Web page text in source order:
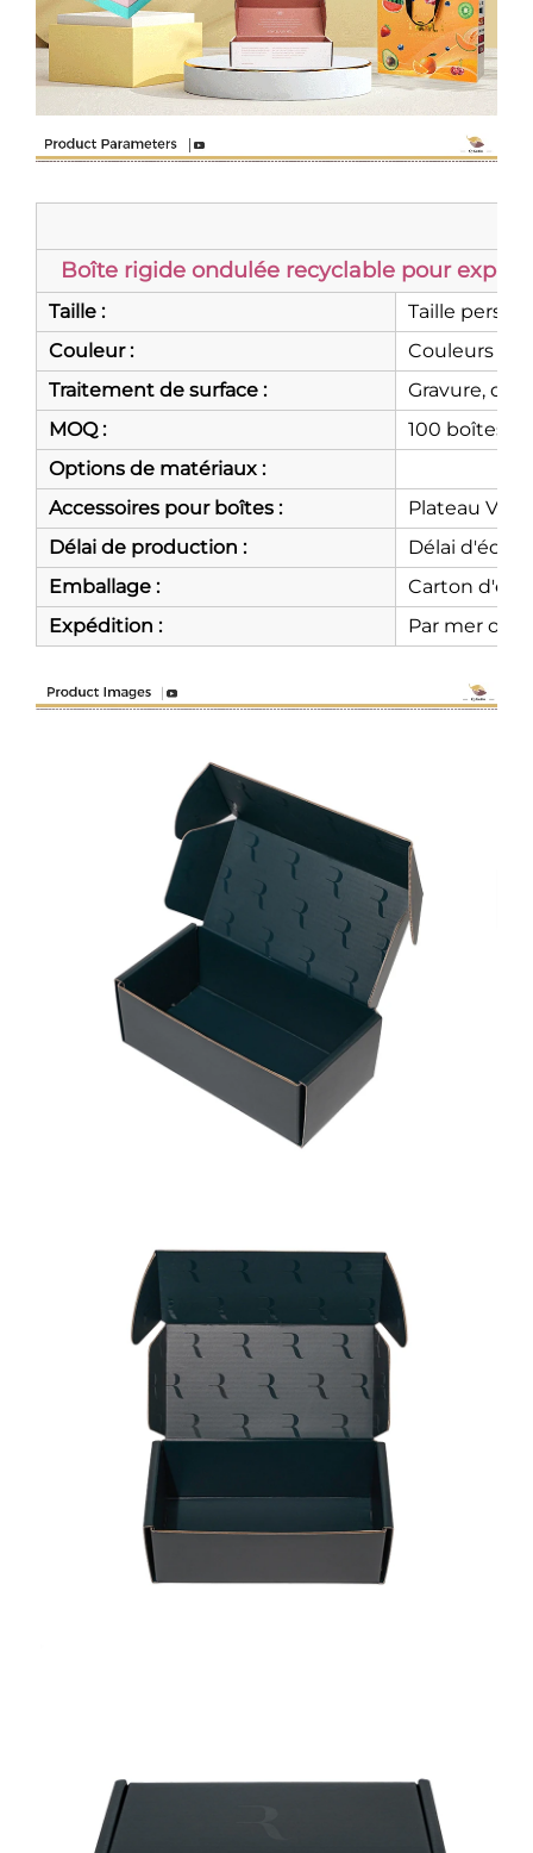
Boîte rigide ondulée recyclable pour
Taille :
Taille
Couleur :
Couleurs
Traitement de surface :
Gravure,
MOQ :
100 boîtes,
Options de matériaux :
Accessoires pour boîtes :
Plateau
Délai de production :
Délai
Emballage :
Carton
Expédition :
Par mer ou